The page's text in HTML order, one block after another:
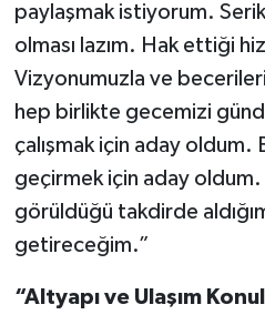
paylaşmak istiyorum.
olması lazım. Hak ettiği
Vizyonumuzla ve
hep birlikte gecemizi
çalışmak için aday
geçirmek için aday
görüldüğü takdirde
getireceğim.”
“Altyapı ve Ulaşım